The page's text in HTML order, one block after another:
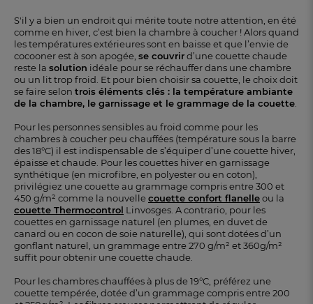
S'il y a bien un endroit qui mérite toute notre attention, en été
comme en hiver, c’est bien la chambre à coucher ! Alors quand
les températures extérieures sont en baisse et que l’envie de
cocooner est à son apogée, se couvrird’une couette chaude
reste la solution idéale pour se réchauffer dans une chambre
ou un lit trop froid. Et pour bien choisir sa couette, le choix doit
se faire selon trois éléments clés : la température ambiante
de la chambre, le garnissage et le grammage de la couette
Pour les personnes sensibles au froid comme pour les
chambres à coucher peu chauffées (température sous la barre
des 18°C) il est indispensable de s’équiper d’une couette hiver,
épaisse et chaude. Pour les couettes hiver en garnissage
synthétique (en microfibre, en polyester ou en coton),
privilégiez une couette au grammage compris entre 300 et
450 g/m² comme la nouvellecouette confort flanelleou la
couette Thermocontrol Linvosges. A contrario, pour les
couettes en garnissage naturel (en plumes, en duvet de
canard ou en cocon de soie naturelle), qui sont dotées d’un
gonflant naturel, un grammage entre 270 g/m² et 360g/m²
suffit pour obtenir une couette chaude.
Pour les chambres chauffées à plus de 19°C, préférez une
couette tempérée, dotée d’un grammage compris entre 200